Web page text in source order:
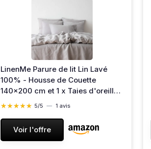
LinenMe Parure de lit Lin Lavé
100% - Housse de Couette
140x200 cm et 1 x Taies d'oreiller
50x70 cm
★★★★★
★★★★★ 5/5 — 1 avis
Voir l'offre